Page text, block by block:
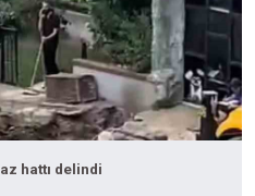
hattı delindi